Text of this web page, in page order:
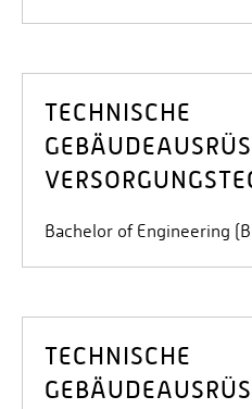
TECHNISCHE
Bachelor of Engineering
TECHNISCHE